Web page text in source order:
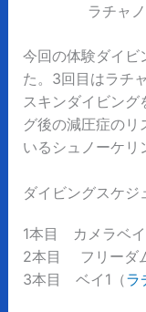
ラチャ
今回の体験ダイビ
た。3回目はラチ
スキンダイビン
グ後の減圧症のリ
いるシュノーケリ
ダイビングスケジ
1本目 カメラベ
2本目 フリーダ
3本目 ベイ1（ラ